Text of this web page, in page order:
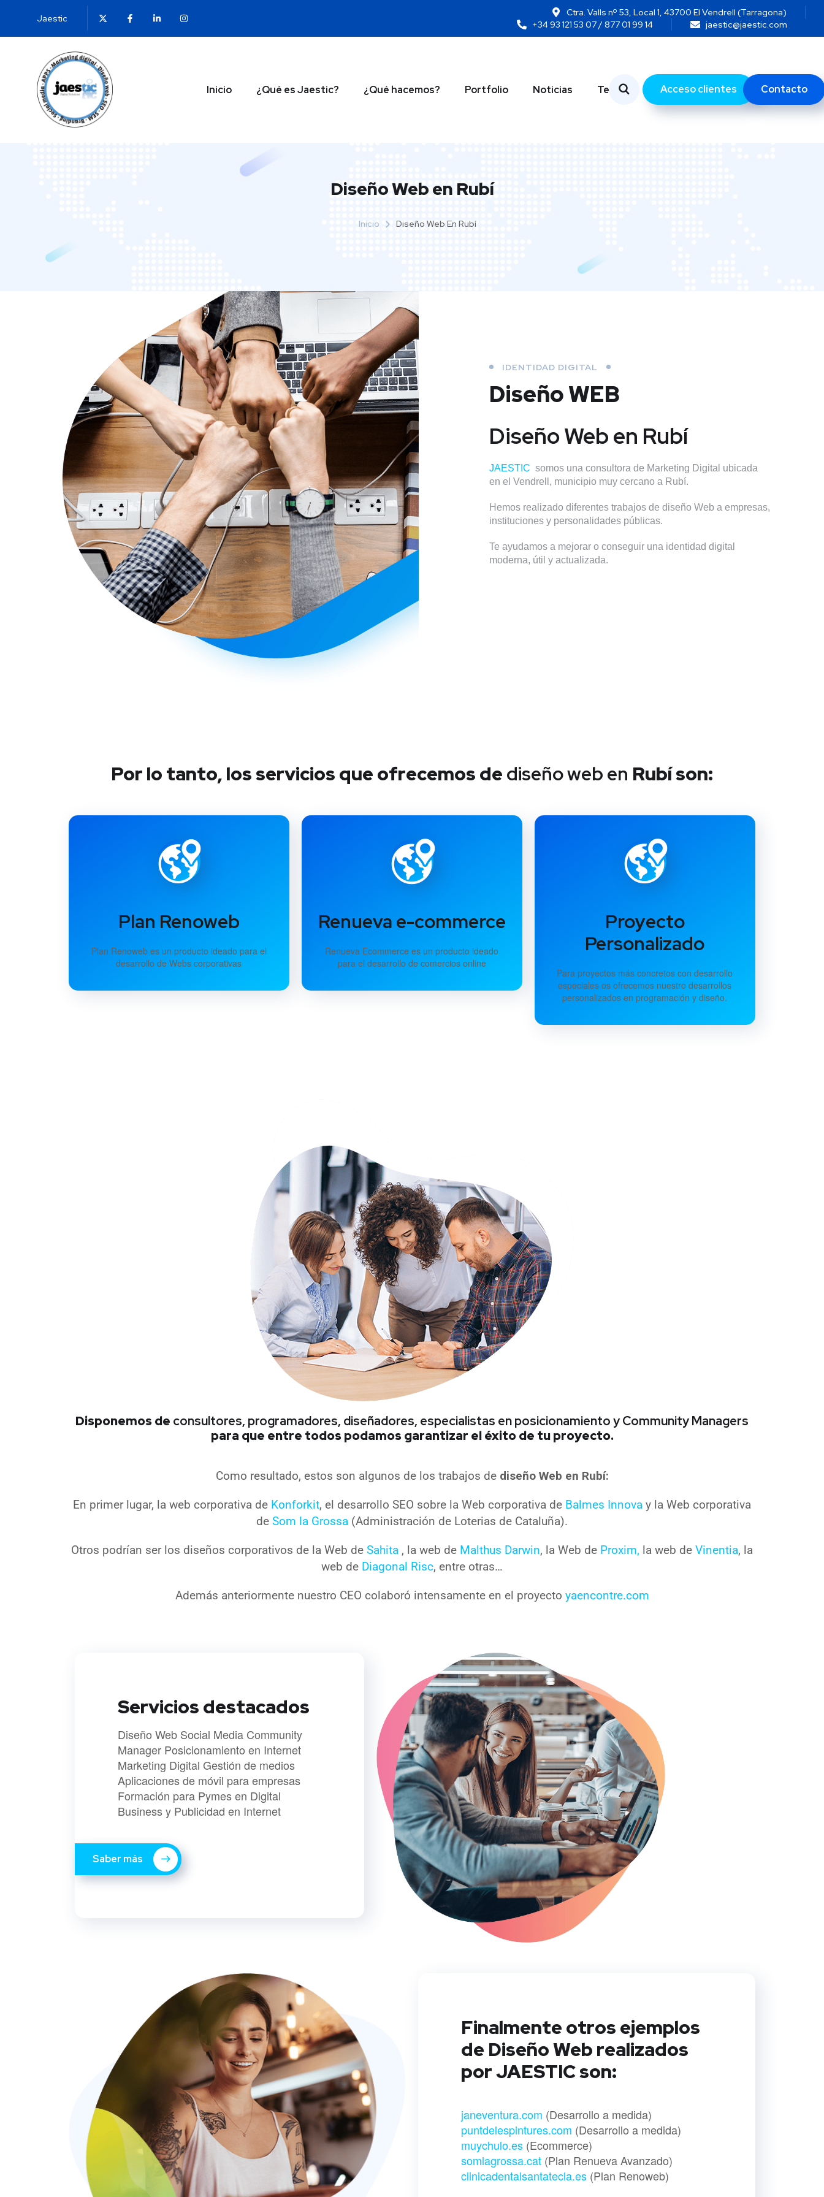
Jaestic
Ctra. Valls nº 53, Local 1, 43700 El Vendrell (Tarragona)
+34 93 121 53 07 / 877 01 99 14
jaestic@jaestic.com
Inicio ¿Qué es Jaestic? ¿Qué hacemos? Portfolio Noticias Temas Acceso clientes Contacto
Diseño Web en Rubí
Inicio Diseño Web En Rubí
IDENTIDAD DIGITAL
Diseño WEB
Diseño Web en Rubí
JAESTIC somos una consultora de Marketing Digital ubicada
en el Vendrell, municipio muy cercano a Rubí.
Hemos realizado diferentes trabajos de diseño Web a empresas,
instituciones y personalidades públicas.
Te ayudamos a mejorar o conseguir una identidad digital
moderna, útil y actualizada.
Por lo tanto, los servicios que ofrecemos de diseño web en Rubíson:
Plan Renoweb
Plan Renoweb es un producto ideado para el
desarrollo de Webs corporativas
Renueva e-commerce
Renueva Ecommerce es un producto ideado
para el desarrollo de comercios online
Proyecto
Personalizado
Para proyectos más concretos con desarrollo
especiales os ofrecemos nuestro desarrollos
personalizados en programación y diseño.
Disponemos de consultores, programadores, diseñadores, especialistas en posicionamiento y Community Managers
para que entre todos podamos garantizar el éxito de tu proyecto.
Como resultado, estos son algunos de los trabajos de diseño Web en Rubí:
En primer lugar, la web corporativa de Konforkit, el desarrollo SEO sobre la Web corporativa de Balmes Innova y la Web corporativa
de Som la Grossa (Administración de Loterias de Cataluña).
Otros podrían ser los diseños corporativos de la Web de Sahita , la web de Malthus Darwin, la Web de Proxim, la web de Vinentia, la
web de Diagonal Risc, entre otras…
Además anteriormente nuestro CEO colaboró intensamente en el proyecto yaencontre.com
Servicios destacados
Diseño Web Social Media Community
Manager Posicionamiento en Internet
Marketing Digital Gestión de medios
Aplicaciones de móvil para empresas
Formación para Pymes en Digital
Business y Publicidad en Internet
Saber más
Finalmente otros ejemplos
de Diseño Web realizados
por JAESTIC son:
janeventura.com (Desarrollo a medida)
puntdelespintures.com (Desarrollo a medida)
muychulo.es (Ecommerce)
somlagrossa.cat (Plan Renueva Avanzado)
clinicadentalsantatecla.es (Plan Renoweb)